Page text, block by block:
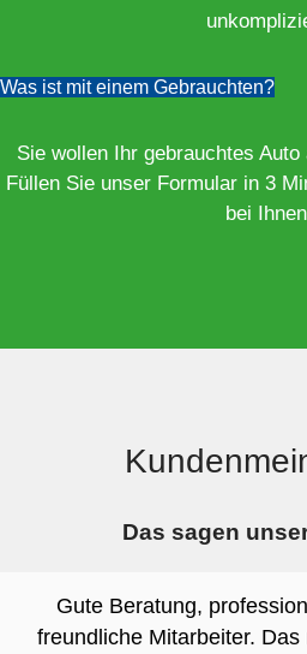
Was ist mit einem Gebrauchten?
Sie wollen Ihr gebrauchtes
Füllen Sie unser Formular in 3
bei
Das sagen
Gute Beratung,
freundliche Mitarbeiter.